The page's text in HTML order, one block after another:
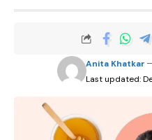
Last updated:
Anita Khatkar